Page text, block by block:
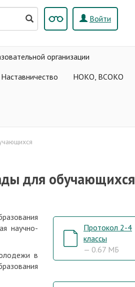
Войти
организации
Наставничество
НОКО, ВСОКО
для обучающихся
научно-
в
Протокол 2-4
классы
— 0.67 МБ